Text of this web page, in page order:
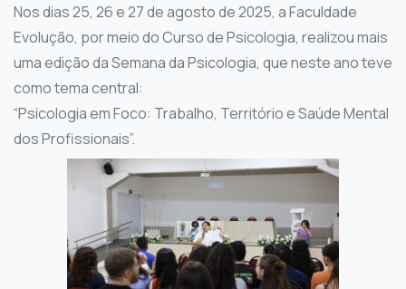
Nos dias 25, 26 e 27 de agosto de 2025, a Faculdade
Evolução, por meio do Curso de Psicologia, realizou mais
uma edição da Semana da Psicologia, que neste ano teve
como tema central:
“Psicologia em Foco: Trabalho, Território e Saúde Mental
dos Profissionais”.